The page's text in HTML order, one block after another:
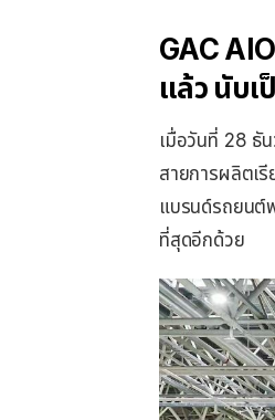
GAC
แล้ว นับเ
เมื่อวันที่ 28 ธั
สายการผลิตเ
แบรนด์รถยนต์
ที่สุดอีกด้วย